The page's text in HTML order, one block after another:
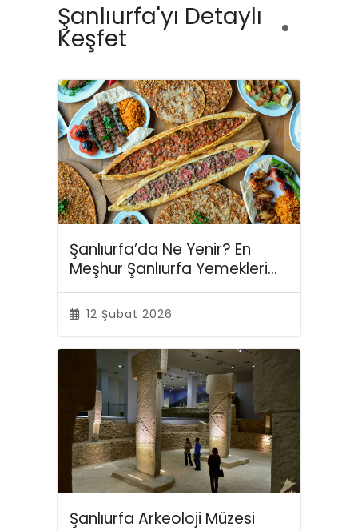
Şanlıurfa'yı Detaylı
Keşfet
Şanlıurfa’da Ne Yenir? En
Meşhur Şanlıurfa Yemekleri
ve Lezzet Durakları
12 Şubat 2026
Şanlıurfa Arkeoloji Müzesi